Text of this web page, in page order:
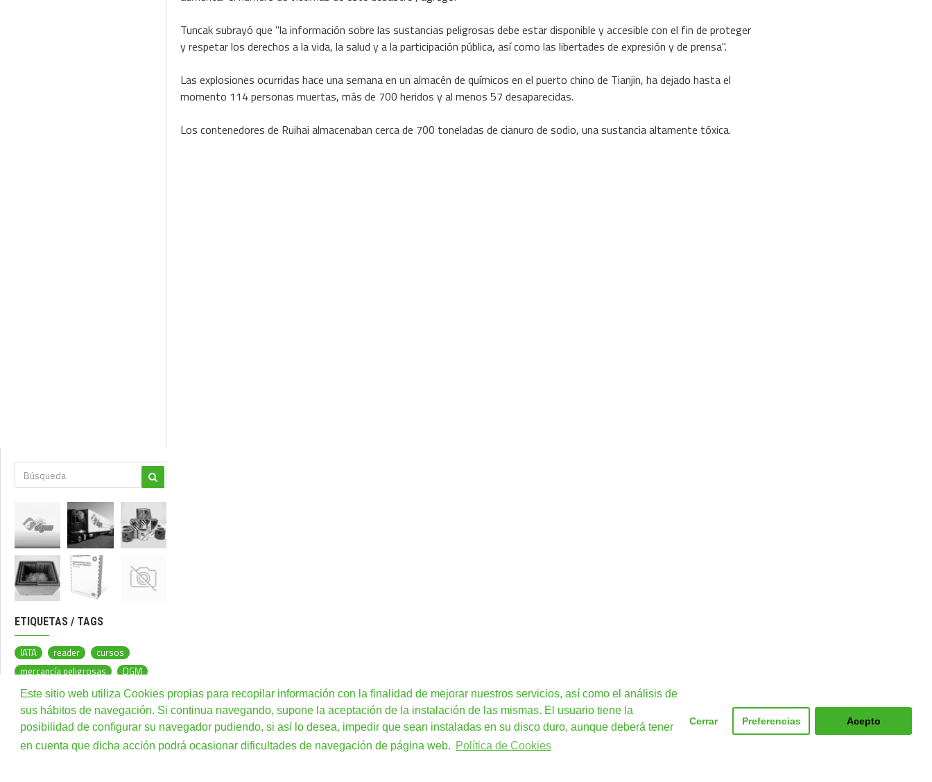
Este sitio web utiliza Cookies propias para recopilar información con la finalidad de mejorar nuestros servicios, así como el análisis de
sus hábitos de navegación. Si continua navegando, supone la aceptación de la instalación de las mismas. El usuario tiene la
posibilidad de configurar su navegador pudiendo, si así lo desea, impedir que sean instaladas en su disco duro, aunque deberá tener
en cuenta que dicha acción podrá ocasionar dificultades de navegación de página web. Política de Cookies
Cerrar Preferencias Acepto
Tuncak subrayó que "la información sobre las sustancias peligrosas debe estar disponible y accesible con el fin de proteger
y respetar los derechos a la vida, la salud y a la participación pública, así como las libertades de expresión y de prensa".
Las explosiones ocurridas hace una semana en un almacén de químicos en el puerto chino de Tianjin, ha dejado hasta el
momento 114 personas muertas, más de 700 heridos y al menos 57 desaparecidas.
Los contenedores de Ruihai almacenaban cerca de 700 toneladas de cianuro de sodio, una sustancia altamente tóxica.
ETIQUETAS / TAGS
IATA reader
cursos
mercancía peligrosas
DGM
Spain
expertos
consultoría
formación
operaciones